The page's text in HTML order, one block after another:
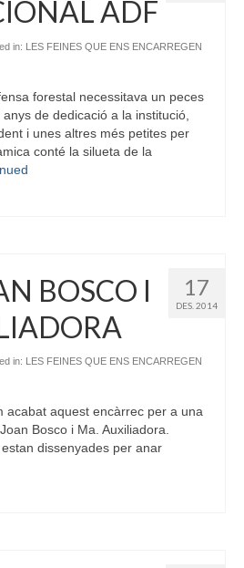
ADF
in: LES FEINES QUE ENS ENCARREGEN
forestal necessitava un peces
de dedicació a la institució,
i unes altres més petites per
conté la silueta de la
17
DES. 2014
BOSCO I
in: LES FEINES QUE ENS ENCARREGEN
acabat aquest encàrrec per a una
Bosco i Ma. Auxiliadora.
dissenyades per anar